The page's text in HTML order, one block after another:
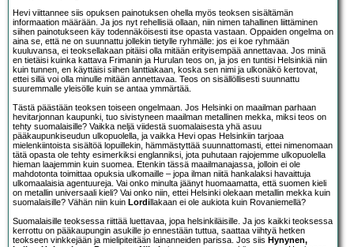
Hevi viittannee siis opuksen painotuksen ohella myös teoksen sisältämän
informaation määrään. Ja jos nyt rehellisiä ollaan, niin nimen tahallinen liittäminen
siihen painotukseen käy todennäköisesti itse opasta vastaan. Oppaiden ongelma on
aina se, että ne on suunnattu jollekin tietylle ryhmälle: jos ei koe ryhmään
kuuluvansa, ei teoksellakaan pitäisi olla mitään erityisempää annettavaa. Jos minä
en tietäisi kuinka kattava Frimanin ja Hurulan teos on, ja jos en tuntisi Helsinkiä niin
kuin tunnen, en käyttäisi siihen lanttiakaan, koska sen nimi ja ulkonäkö kertovat,
ettei sillä voi olla minulle mitään annettavaa. Teos on sisällöllisesti suunnattu
suuremmalle yleisölle kuin se antaa ymmärtää.
Tästä päästään teoksen toiseen ongelmaan. Jos Helsinki on maailman parhaan
hevitarjonnan kaupunki, tuo sivistyneen maailman metallinen mekka, miksi teos on
tehty suomalaisille? Vaikka neljä viidestä suomalaisesta yhä asuu
pääkaupunkiseudun ulkopuolella, ja vaikka Hevi opas Helsinkiin tarjoaa
mielenkiintoista sisältöä lopuillekin, hämmästyttää suunnattomasti, ettei nimenomaan
tätä opasta ole tehty esimerkiksi englanniksi, jota puhutaan rajojemme ulkopuolella
hieman laajemmin kuin suomea. Etenkin tässä maailmanajassa, jolloin ei ole
mahdotonta toimittaa opuksia ulkomaille – jopa ilman niitä hankalaksi havaittuja
ulkomaalaisia agentuureja. Vai onko minulta jäänyt huomaamatta, että suomen kieli
on metallin universaali kieli? Vai onko niin, ettei Helsinki olekaan metallin mekka kuin
suomalaisille? Vähän niin kuin Lordi llakaan ei ole aukiota kuin Rovaniemellä?
Suomalaisille teoksessa riittää luettavaa, jopa helsinkiläisille. Ja jos kaikki teoksessa
kerrottu on pääkaupungin asukille jo ennestään tuttua, saattaa viihtyä hetken
teokseen vinkkejään ja mielipiteitään lainanneiden parissa. Jos siis Hynynen,